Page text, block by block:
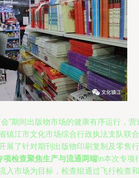
”期间出版物市场的健康有序运行，营
镇江市文化市场综合行政执法支队联合
展了针对期刊出版物印刷复制及零售行
项检查聚焦生产与流通两端\n本次专项
入市场为目标，检查组通过飞行检查和